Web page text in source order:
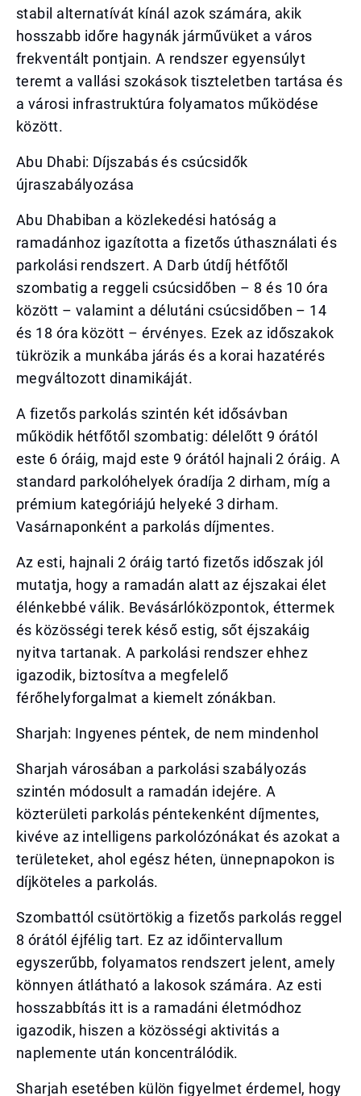
stabil alternatívát kínál azok számára, akik
hosszabb időre hagynák járművüket a város
frekventált pontjain. A rendszer egyensúlyt
teremt a vallási szokások tiszteletben tartása és
a városi infrastruktúra folyamatos működése
között.
Abu Dhabi: Díjszabás és csúcsidők
újraszabályozása
Abu Dhabiban a közlekedési hatóság a
ramadánhoz igazította a fizetős úthasználati és
parkolási rendszert. A Darb útdíj hétfőtől
szombatig a reggeli csúcsidőben – 8 és 10 óra
között – valamint a délutáni csúcsidőben – 14
és 18 óra között – érvényes. Ezek az időszakok
tükrözik a munkába járás és a korai hazatérés
megváltozott dinamikáját.
A fizetős parkolás szintén két idősávban
működik hétfőtől szombatig: délelőtt 9 órától
este 6 óráig, majd este 9 órától hajnali 2 óráig. A
standard parkolóhelyek óradíja 2 dirham, míg a
prémium kategóriájú helyeké 3 dirham.
Vasárnaponként a parkolás díjmentes.
Az esti, hajnali 2 óráig tartó fizetős időszak jól
mutatja, hogy a ramadán alatt az éjszakai élet
élénkebbé válik. Bevásárlóközpontok, éttermek
és közösségi terek késő estig, sőt éjszakáig
nyitva tartanak. A parkolási rendszer ehhez
igazodik, biztosítva a megfelelő
férőhelyforgalmat a kiemelt zónákban.
Sharjah: Ingyenes péntek, de nem mindenhol
Sharjah városában a parkolási szabályozás
szintén módosult a ramadán idejére. A
közterületi parkolás péntekenként díjmentes,
kivéve az intelligens parkolózónákat és azokat a
területeket, ahol egész héten, ünnepnapokon is
díjköteles a parkolás.
Szombattól csütörtökig a fizetős parkolás reggel
8 órától éjfélig tart. Ez az időintervallum
egyszerűbb, folyamatos rendszert jelent, amely
könnyen átlátható a lakosok számára. Az esti
hosszabbítás itt is a ramadáni életmódhoz
igazodik, hiszen a közösségi aktivitás a
naplemente után koncentrálódik.
Sharjah esetében külön figyelmet érdemel, hogy